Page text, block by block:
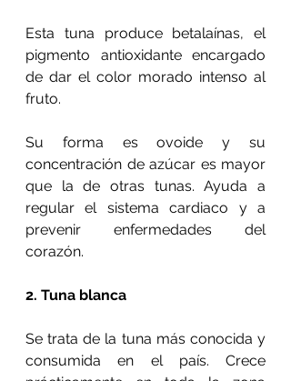
Esta tuna produce betalaínas, el
pigmento antioxidante encargado
de dar el color morado intenso al
fruto.
Su forma es ovoide y su
concentración de azúcar es mayor
que la de otras tunas. Ayuda a
regular el sistema cardiaco y a
prevenir enfermedades del
corazón.
2. Tuna blanca
Se trata de la tuna más conocida y
consumida en el país. Crece